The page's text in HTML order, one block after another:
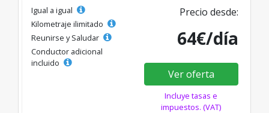
Igual a igual
Kilometraje ilimitado
Reunirse y Saludar
Conductor adicional
incluido
Precio desde:
64€/día
Ver oferta
Incluye tasas e
impuestos. (VAT)